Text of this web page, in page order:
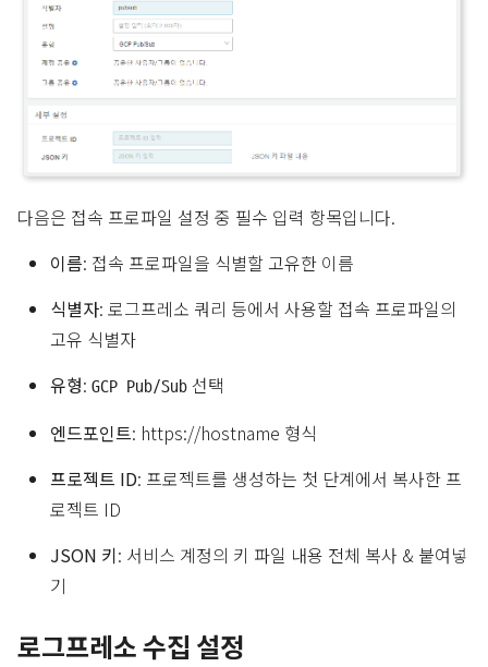
다음은 접속 프로파일 설정 중 필수 입력 항목입니다.
이름: 접속 프로파일을 식별할 고유한 이름
식별자: 로그프레소 쿼리 등에서 사용할 접속 프로파일의
고유 식별자
유형: GCP Pub/Sub 선택
엔드포인트: https://hostname 형식
프로젝트 ID: 프로젝트를 생성하는 첫 단계에서 복사한 프
로젝트 ID
JSON 키: 서비스 계정의 키 파일 내용 전체 복사 & 붙여넣
기
로그프레소 수집 설정